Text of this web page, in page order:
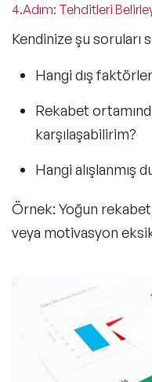
4.Adım: Tehditleri
Kendinize şu soruları
Hangi dış
Rekabet
karşılaşabilirim?
Hangi alışlanmış
Örnek: Yoğun
veya motivasyon